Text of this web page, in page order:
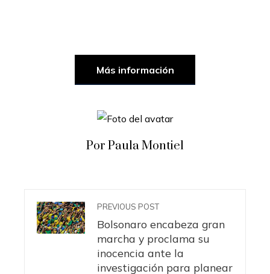
Más información
Por Paula Montiel
PREVIOUS POST
Bolsonaro encabeza gran
marcha y proclama su
inocencia ante la
investigación para planear